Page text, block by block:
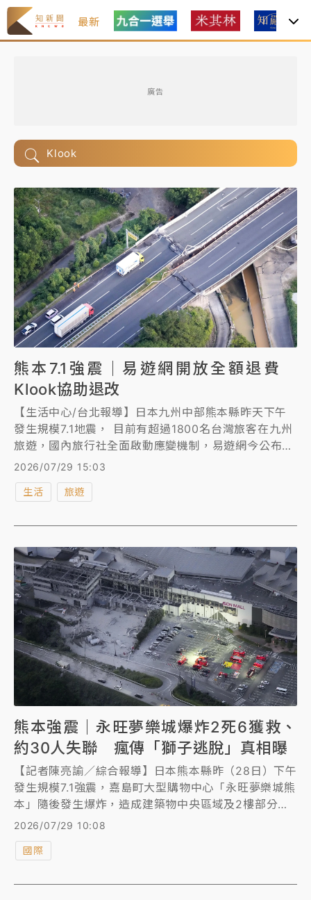
最新
廣告
Klook
熊本7.1強震｜易遊網開放全額退費
Klook協助退改
【生活中心/台北報導】日本九州中部熊本縣昨天下午
發生規模7.1地震， 目前有超過1800名台灣旅客在九州
旅遊，國內旅行社全面啟動應變機制，易遊網今公布統
計，7月29日至8月5日出發前往熊本的自由行旅客已超
2026/07/29 15:03
生活 旅遊
熊本強震｜永旺夢樂城爆炸2死6獲救、
約30人失聯 瘋傳「獅子逃脫」真相曝
【記者陳亮諭／綜合報導】日本熊本縣昨（28日）下午
發生規模7.1強震，嘉島町大型購物中心「永旺夢樂城熊
本」隨後發生爆炸，造成建築物中央區域及2樓部分坍
塌，初步研判地震震損瓦斯設備、導致外洩後起火引
爆；目前已確定造成2名20多歲女性罹難、6人獲救，
先前估約20至日30人員工失聯，搜救行動進行中。
2026/07/29 10:08
國際